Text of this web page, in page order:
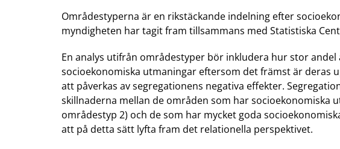
Områdestyperna är en rikstäckande indelning efter
myndigheten har tagit fram tillsammans med Statistiska
En analys utifrån områdestyper bör inkludera hur stor
socioekonomiska utmaningar eftersom det främst är deras
att påverkas av segregationens negativa effekter.
skillnaderna mellan de områden som har socioekonomiska
områdestyp 2) och de som har mycket goda
att på detta sätt lyfta fram det relationella perspektivet.